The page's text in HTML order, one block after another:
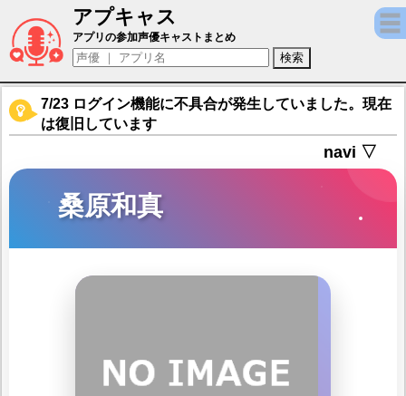
アプキャス
桑原和真（声優：千葉繁)【幽遊白書
アプリの参加声優キャストまとめ
7/23 ログイン機能に不具合が発生していました。現在
は復旧しています
navi ▽
桑原和真